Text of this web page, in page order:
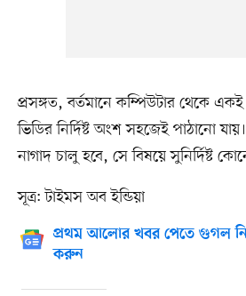
প্রসঙ্গত, বর্তমানে কম্পিউটার থেকে
ভিডির নির্দিষ্ট অংশ সহজেই পাঠানো
নাগাদ চালু হবে, সে বিষয়ে সুনির্দিষ্ট
সূত্র: টাইমস অব ইন্ডিয়া
প্রথম আলোর খবর পেতে গুগল
করুন